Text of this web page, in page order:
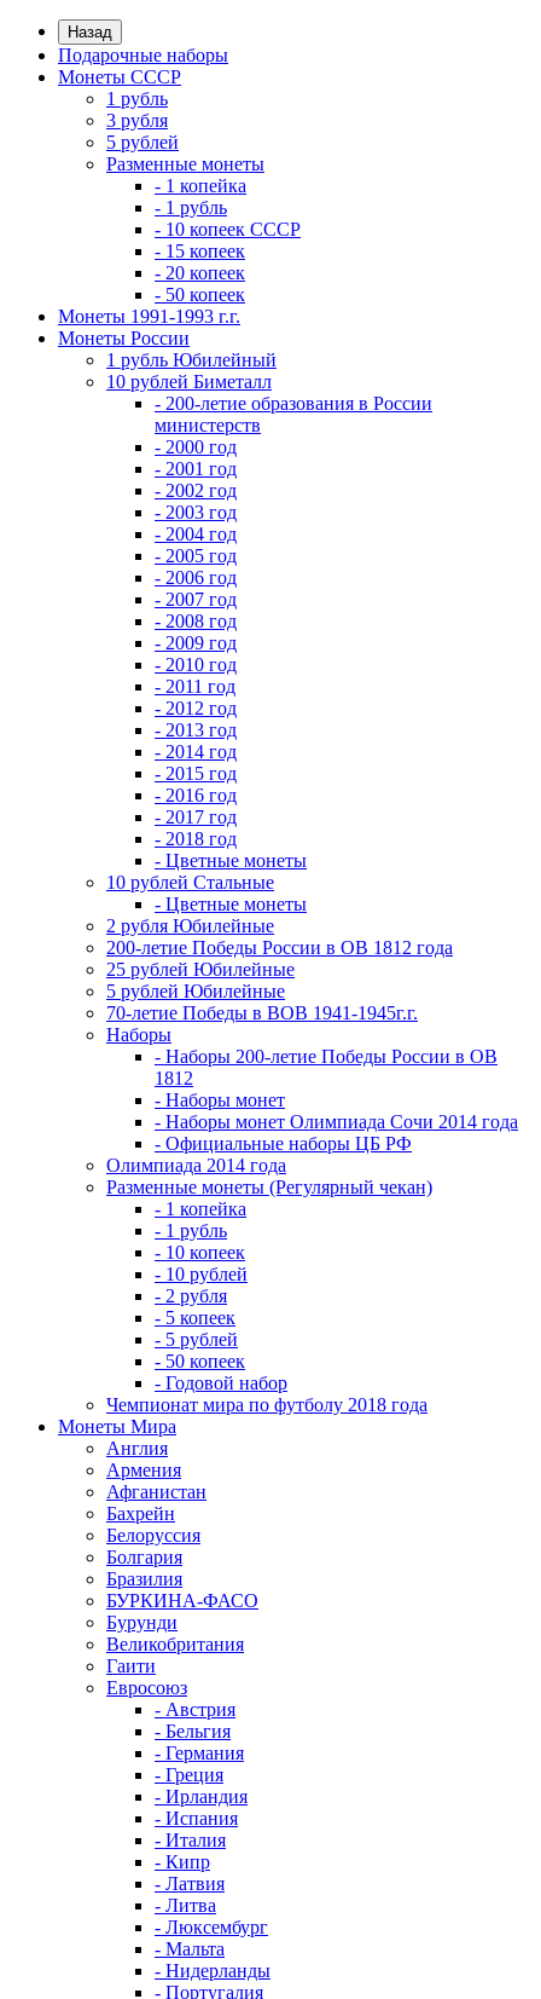
Назад
Подарочные наборы
Монеты СССР
1 рубль
3 рубля
5 рублей
Разменные монеты
- 1 копейка
- 1 рубль
- 10 копеек СССР
- 15 копеек
- 20 копеек
- 50 копеек
Монеты 1991-1993 г.г.
Монеты России
1 рубль Юбилейный
10 рублей Биметалл
- 200-летие образования в России
министерств
- 2000 год
- 2001 год
- 2002 год
- 2003 год
- 2004 год
- 2005 год
- 2006 год
- 2007 год
- 2008 год
- 2009 год
- 2010 год
- 2011 год
- 2012 год
- 2013 год
- 2014 год
- 2015 год
- 2016 год
- 2017 год
- 2018 год
- Цветные монеты
10 рублей Стальные
- Цветные монеты
2 рубля Юбилейные
200-летие Победы России в ОВ 1812 года
25 рублей Юбилейные
5 рублей Юбилейные
70-летие Победы в ВОВ 1941-1945г.г.
Наборы
- Наборы 200-летие Победы России в ОВ
1812
- Наборы монет
- Наборы монет Олимпиада Сочи 2014 года
- Официальные наборы ЦБ РФ
Олимпиада 2014 года
Разменные монеты (Регулярный чекан)
- 1 копейка
- 1 рубль
- 10 копеек
- 10 рублей
- 2 рубля
- 5 копеек
- 5 рублей
- 50 копеек
- Годовой набор
Чемпионат мира по футболу 2018 года
Монеты Мира
Англия
Армения
Афганистан
Бахрейн
Белоруссия
Болгария
Бразилия
БУРКИНА-ФАСО
Бурунди
Великобритания
Гаити
Евросоюз
- Австрия
- Бельгия
- Германия
- Греция
- Ирландия
- Испания
- Италия
- Кипр
- Латвия
- Литва
- Люксембург
- Мальта
- Нидерланды
- Португалия